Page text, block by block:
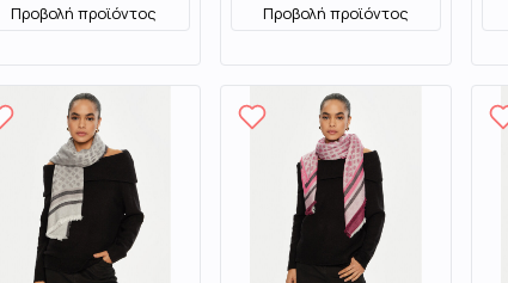
Προβολή προϊόντος Προβολή προϊόντος